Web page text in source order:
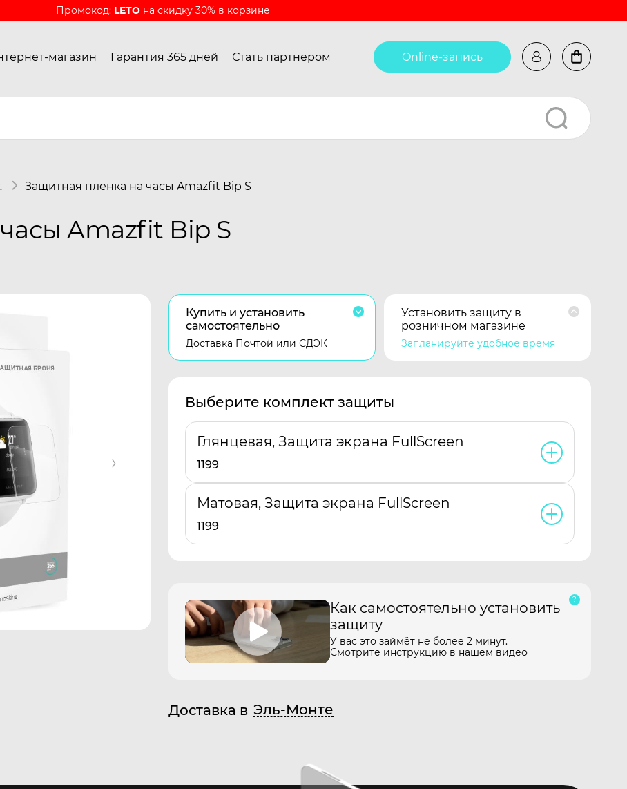
Промокод: LETO на скидку 30% в корзине
магазин Гарантия 365 дней Стать партнером Online-запись
Защитная пленка на часы Amazfit Bip S
Amazfit Bip S
Купить и установить
самостоятельно
Доставка Почтой или СДЭК
Установить защиту в
розничном магазине
Запланируйте удобное время
Выберите комплект защиты
Глянцевая, Защита экрана FullScreen
1199
Матовая, Защита экрана FullScreen
1199
Как самостоятельно установить
защиту
У вас это займёт не более 2 минут.
Смотрите инструкцию в нашем видео
Доставка в Эль-Монте